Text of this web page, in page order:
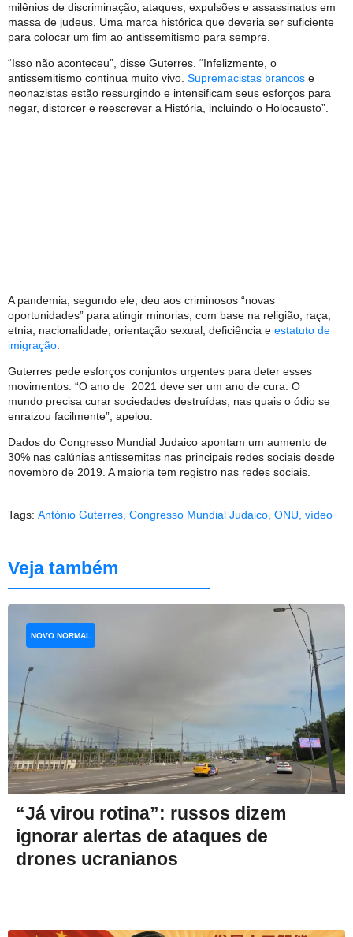
milênios de discriminação, ataques, expulsões e assassinatos em
massa de judeus. Uma marca histórica que deveria ser suficiente
para colocar um fim ao antissemitismo para sempre.
“Isso não aconteceu”, disse Guterres. “Infelizmente, o
antissemitismo continua muito vivo. Supremacistas brancos e
neonazistas estão ressurgindo e intensificam seus esforços para
negar, distorcer e reescrever a História, incluindo o Holocausto”.
A pandemia, segundo ele, deu aos criminosos “novas
oportunidades” para atingir minorias, com base na religião, raça,
etnia, nacionalidade, orientação sexual, deficiência e estatuto de
imigração
Guterres pede esforços conjuntos urgentes para deter esses
movimentos. “O ano de 2021 deve ser um ano de cura. O
mundo precisa curar sociedades destruídas, nas quais o ódio se
enraizou facilmente”, apelou.
Dados do Congresso Mundial Judaico apontam um aumento de
30% nas calúnias antissemitas nas principais redes sociais desde
novembro de 2019. A maioria tem registro nas redes sociais.
Tags: António Guterres Congresso Mundial Judaico ONU vídeo
Veja também
“Já virou rotina”: russos dizem
ignorar alertas de ataques de
drones ucranianos
NOVO NORMAL